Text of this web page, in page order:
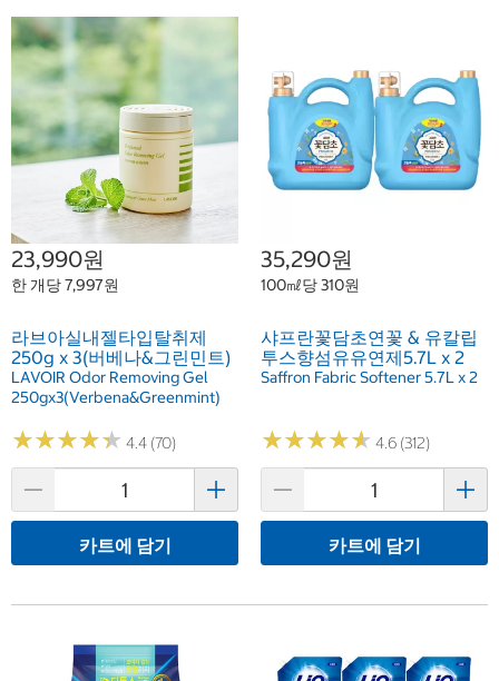
23,990원
한 개당 7,997원
라브아실내젤타입탈취제
250g x 3(버베나&그린민트)
LAVOIR Odor Removing Gel
250gx3(Verbena&Greenmint)
★★★★★
★★★★★ 4.4 (70)
카트에 담기
35,290원
100㎖당 310원
샤프란꽃담초연꽃 & 유칼립
투스향섬유유연제5.7L x 2
Saffron Fabric Softener 5.7L x 2
★★★★★
★★★★★ 4.6 (312)
카트에 담기